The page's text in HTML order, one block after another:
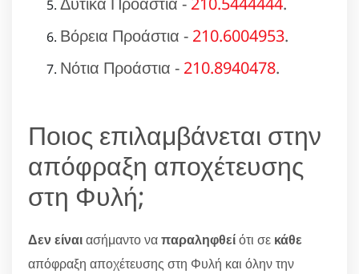
Βόρεια Προάστια - 210.6004953.
Νότια Προάστια - 210.8940478.
Ποιος επιλαμβάνεται στην
απόφραξη αποχέτευσης
στη Φυλή;
Δεν είναιασήμαντο ναπαραληφθείότι σε κάθε
απόφραξη αποχέτευσης στη Φυλή και όλην την